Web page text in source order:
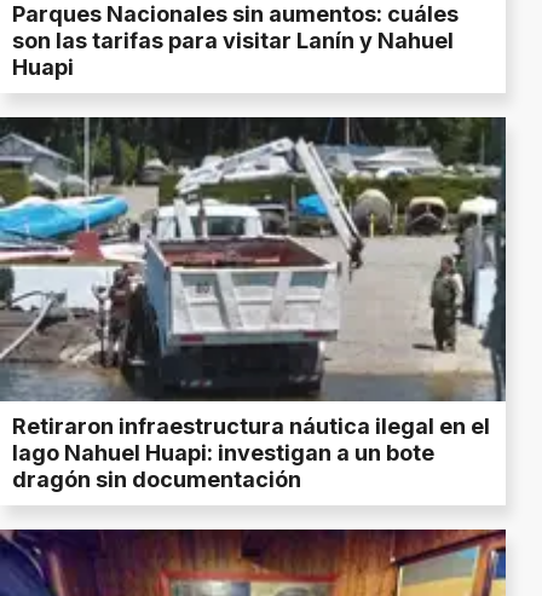
Parques Nacionales sin aumentos: cuáles
son las tarifas para visitar Lanín y Nahuel
Huapi
Retiraron infraestructura náutica ilegal en el
lago Nahuel Huapi: investigan a un bote
dragón sin documentación